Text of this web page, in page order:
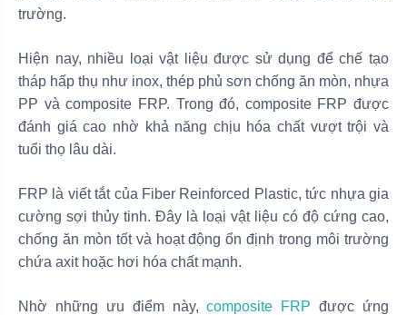
trường.
Hiện nay, nhiều loại vật liệu được sử dụng để chế tạo
tháp hấp thụ như inox, thép phủ sơn chống ăn mòn, nhựa
PP và composite FRP. Trong đó, composite FRP được
đánh giá cao nhờ khả năng chịu hóa chất vượt trội và
tuổi thọ lâu dài.
FRP là viết tắt của Fiber Reinforced Plastic, tức nhựa gia
cường sợi thủy tinh. Đây là loại vật liệu có độ cứng cao,
chống ăn mòn tốt và hoạt động ổn định trong môi trường
chứa axit hoặc hơi hóa chất mạnh.
Nhờ những ưu điểm này,composite FRP được ứng